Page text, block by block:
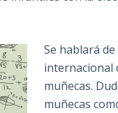
Se hablará
internacional
muñecas.
muñecas